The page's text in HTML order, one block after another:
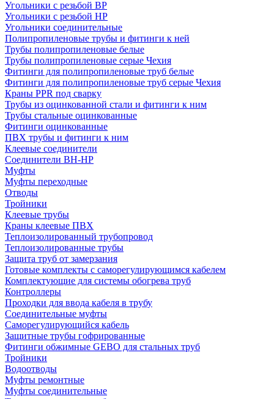
Угольники с резьбой ВР
Угольники с резьбой НР
Угольники соединительные
Полипропиленовые трубы и фитинги к ней
Трубы полипропиленовые белые
Трубы полипропиленовые серые Чехия
Фитинги для полипропиленовые труб белые
Фитинги для полипропиленовые труб серые Чехия
Краны PPR под сварку
Трубы из оцинкованной стали и фитинги к ним
Трубы стальные оцинкованные
Фитинги оцинкованные
ПВХ трубы и фитинги к ним
Клеевые соединители
Соединители ВН-НР
Муфты
Муфты переходные
Отводы
Тройники
Клеевые трубы
Краны клеевые ПВХ
Теплоизолированный трубопровод
Теплоизолированные трубы
Защита труб от замерзания
Готовые комплекты с саморегулирующимся кабелем
Комплектующие для системы обогрева труб
Контроллеры
Проходки для ввода кабеля в трубу
Соединительные муфты
Саморегулирующийся кабель
Защитные трубы гофрированные
Фитинги обжимные GEBO для стальных труб
Тройники
Водоотводы
Муфты ремонтные
Муфты соединительные